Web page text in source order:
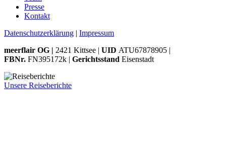
Presse
Kontakt
Datenschutzerklärung | Impressum
meerflair OG | 2421 Kittsee | UID ATU67878905 |
FBNr. FN395172k | Gerichtsstand Eisenstadt
Unsere Reiseberichte